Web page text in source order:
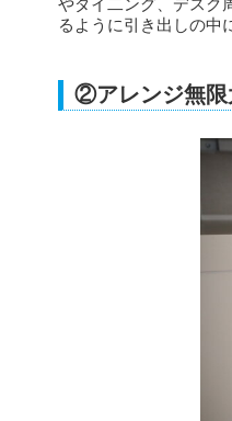
やダイ二ング、デスク
るように引き出しの中
②アレンジ無限